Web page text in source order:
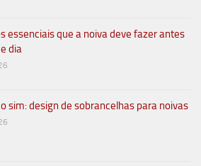
essenciais que a noiva deve fazer antes
dia
sim: design de sobrancelhas para noivas